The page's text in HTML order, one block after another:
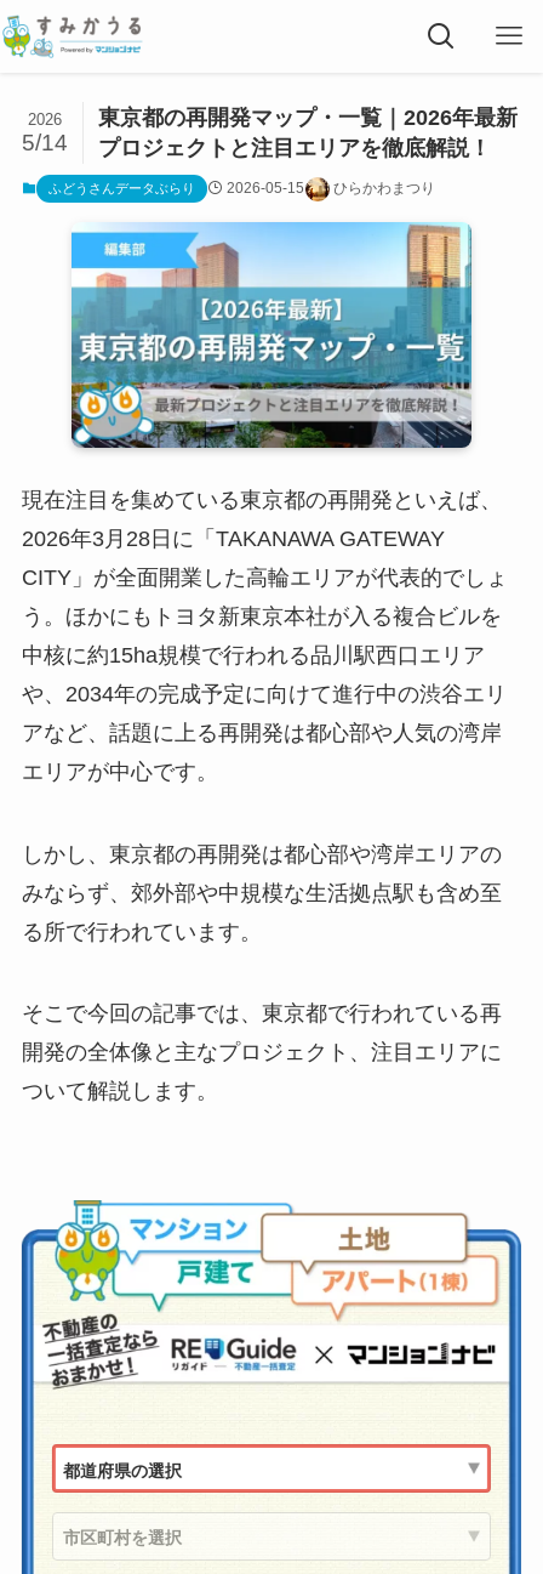
東京都の再開発マップ・一覧｜2026年最新
プロジェクトと注目エリアを徹底解説！
2026
5/14
ふどうさんデータぶらり 2026-05-15 ひらかわまつり
現在注目を集めている東京都の再開発といえば、
2026年3月28日に「TAKANAWA GATEWAY
CITY」が全面開業した高輪エリアが代表的でしょ
う。ほかにもトヨタ新東京本社が入る複合ビルを
中核に約15ha規模で行われる品川駅西口エリア
や、2034年の完成予定に向けて進行中の渋谷エリ
アなど、話題に上る再開発は都心部や人気の湾岸
エリアが中心です。
しかし、東京都の再開発は都心部や湾岸エリアの
みならず、郊外部や中規模な生活拠点駅も含め至
る所で行われています。
そこで今回の記事では、東京都で行われている再
開発の全体像と主なプロジェクト、注目エリアに
ついて解説します。